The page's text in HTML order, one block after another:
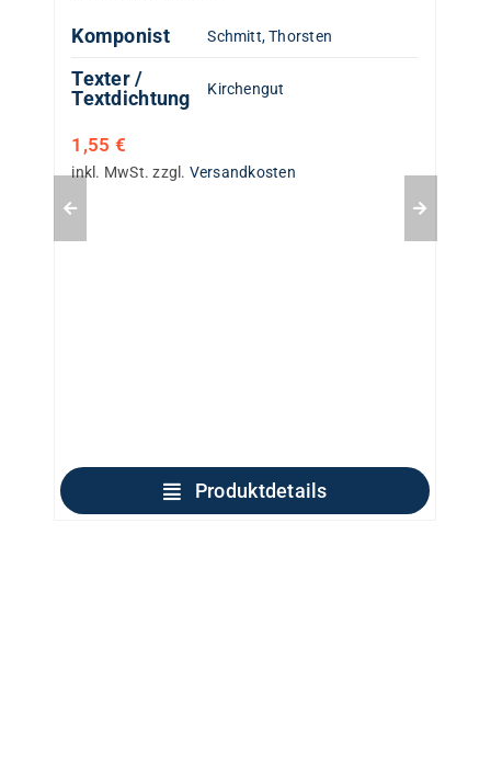
Komponist Schmitt, Thorsten
Texter /
Textdichtung
Kirchengut
1,55 €
inkl. MwSt. zzgl. Versandkosten
Produktdetails